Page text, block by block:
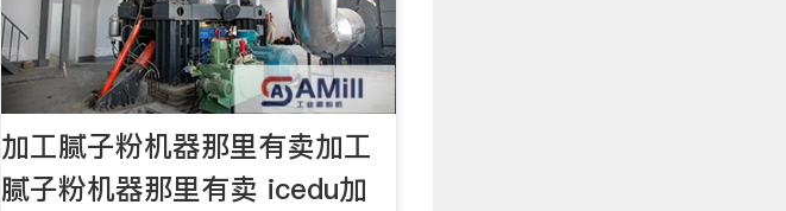
加工腻子粉机器那里有卖加工
腻子粉机器那里有卖 icedu加